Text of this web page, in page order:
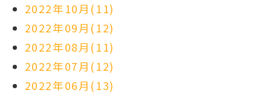
2022年10月(11)
2022年09月(12)
2022年08月(11)
2022年07月(12)
2022年06月(13)